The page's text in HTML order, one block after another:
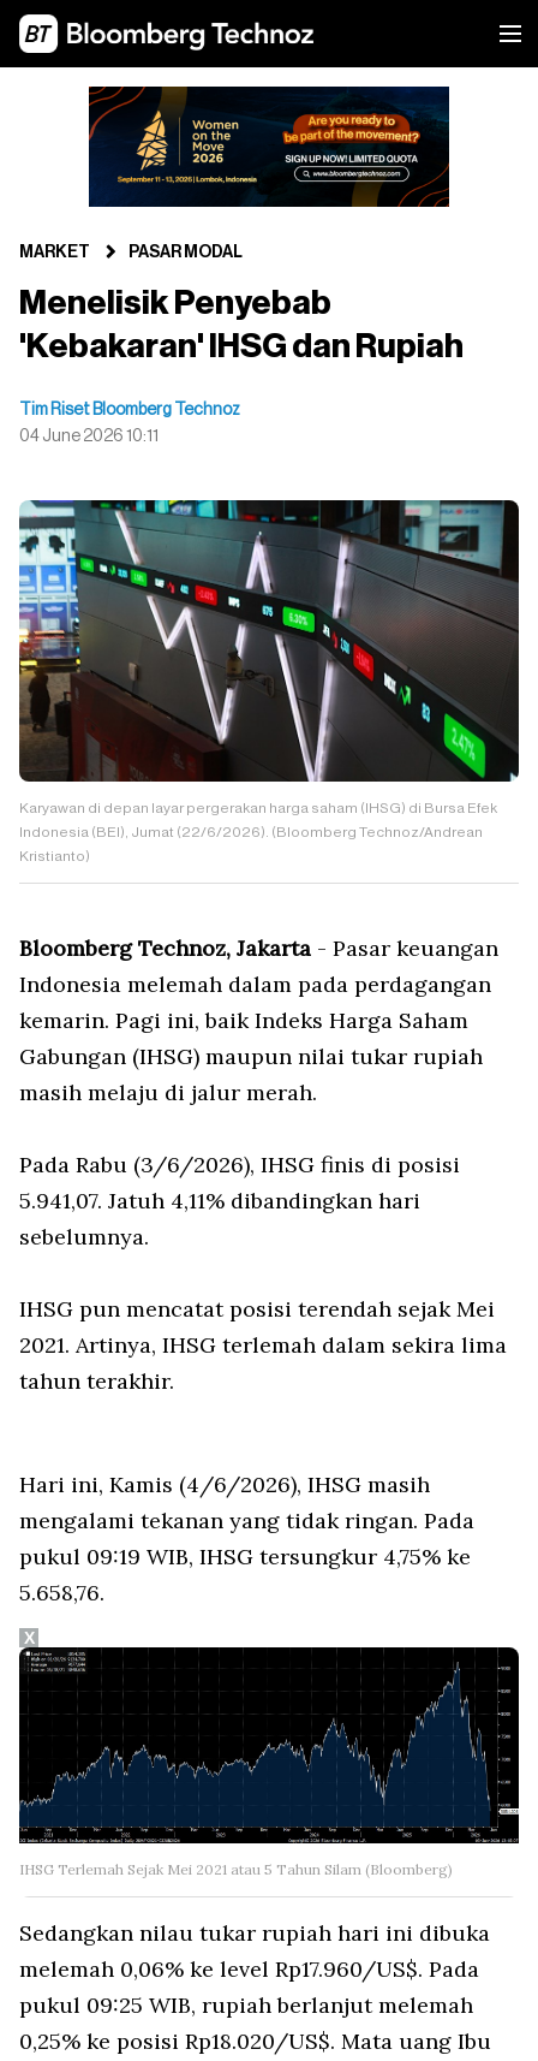
MARKET PASAR MODAL
Menelisik Penyebab
'Kebakaran' IHSG dan Rupiah
Tim Riset Bloomberg Technoz
04 June 2026 10:11
Karyawan di depan layar pergerakan harga saham (IHSG) di Bursa Efek
Indonesia (BEI), Jumat (22/6/2026). (Bloomberg Technoz/Andrean
Kristianto)
Bloomberg Technoz, Jakarta - Pasar keuangan
Indonesia melemah dalam pada perdagangan
kemarin. Pagi ini, baik Indeks Harga Saham
Gabungan (IHSG) maupun nilai tukar rupiah
masih melaju di jalur merah.
Pada Rabu (3/6/2026), IHSG finis di posisi
5.941,07. Jatuh 4,11% dibandingkan hari
sebelumnya.
IHSG pun mencatat posisi terendah sejak Mei
2021. Artinya, IHSG terlemah dalam sekira lima
tahun terakhir.
Hari ini, Kamis (4/6/2026), IHSG masih
mengalami tekanan yang tidak ringan. Pada
pukul 09:19 WIB, IHSG tersungkur 4,75% ke
5.658,76.
IHSG Terlemah Sejak Mei 2021 atau 5 Tahun Silam (Bloomberg)
Sedangkan nilau tukar rupiah hari ini dibuka
melemah 0,06% ke level Rp17.960/US$. Pada
pukul 09:25 WIB, rupiah berlanjut melemah
0,25% ke posisi Rp18.020/US$. Mata uang Ibu
X